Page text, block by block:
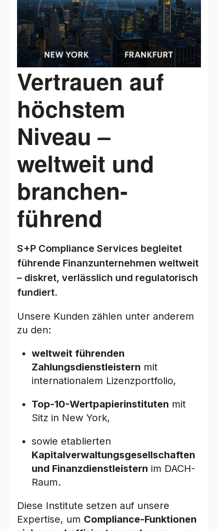
Vertrauen auf
höchstem
Niveau –
weltweit und
branchen-
führend
S+P Compliance Services begleitet
führende Finanzunternehmen weltweit
– diskret, verlässlich und regulatorisch
fundiert.
Unsere Kunden zählen unter anderem
zu den:
weltweit führenden
Zahlungsdienstleistern mit
internationalem Lizenzportfolio,
Top-10-Wertpapierinstituten mit
Sitz in New York,
sowie etablierten
Kapitalverwaltungsgesellschaften
und Finanzdienstleistern im DACH-
Raum.
Diese Institute setzen auf unsere
Expertise, um Compliance-Funktionen